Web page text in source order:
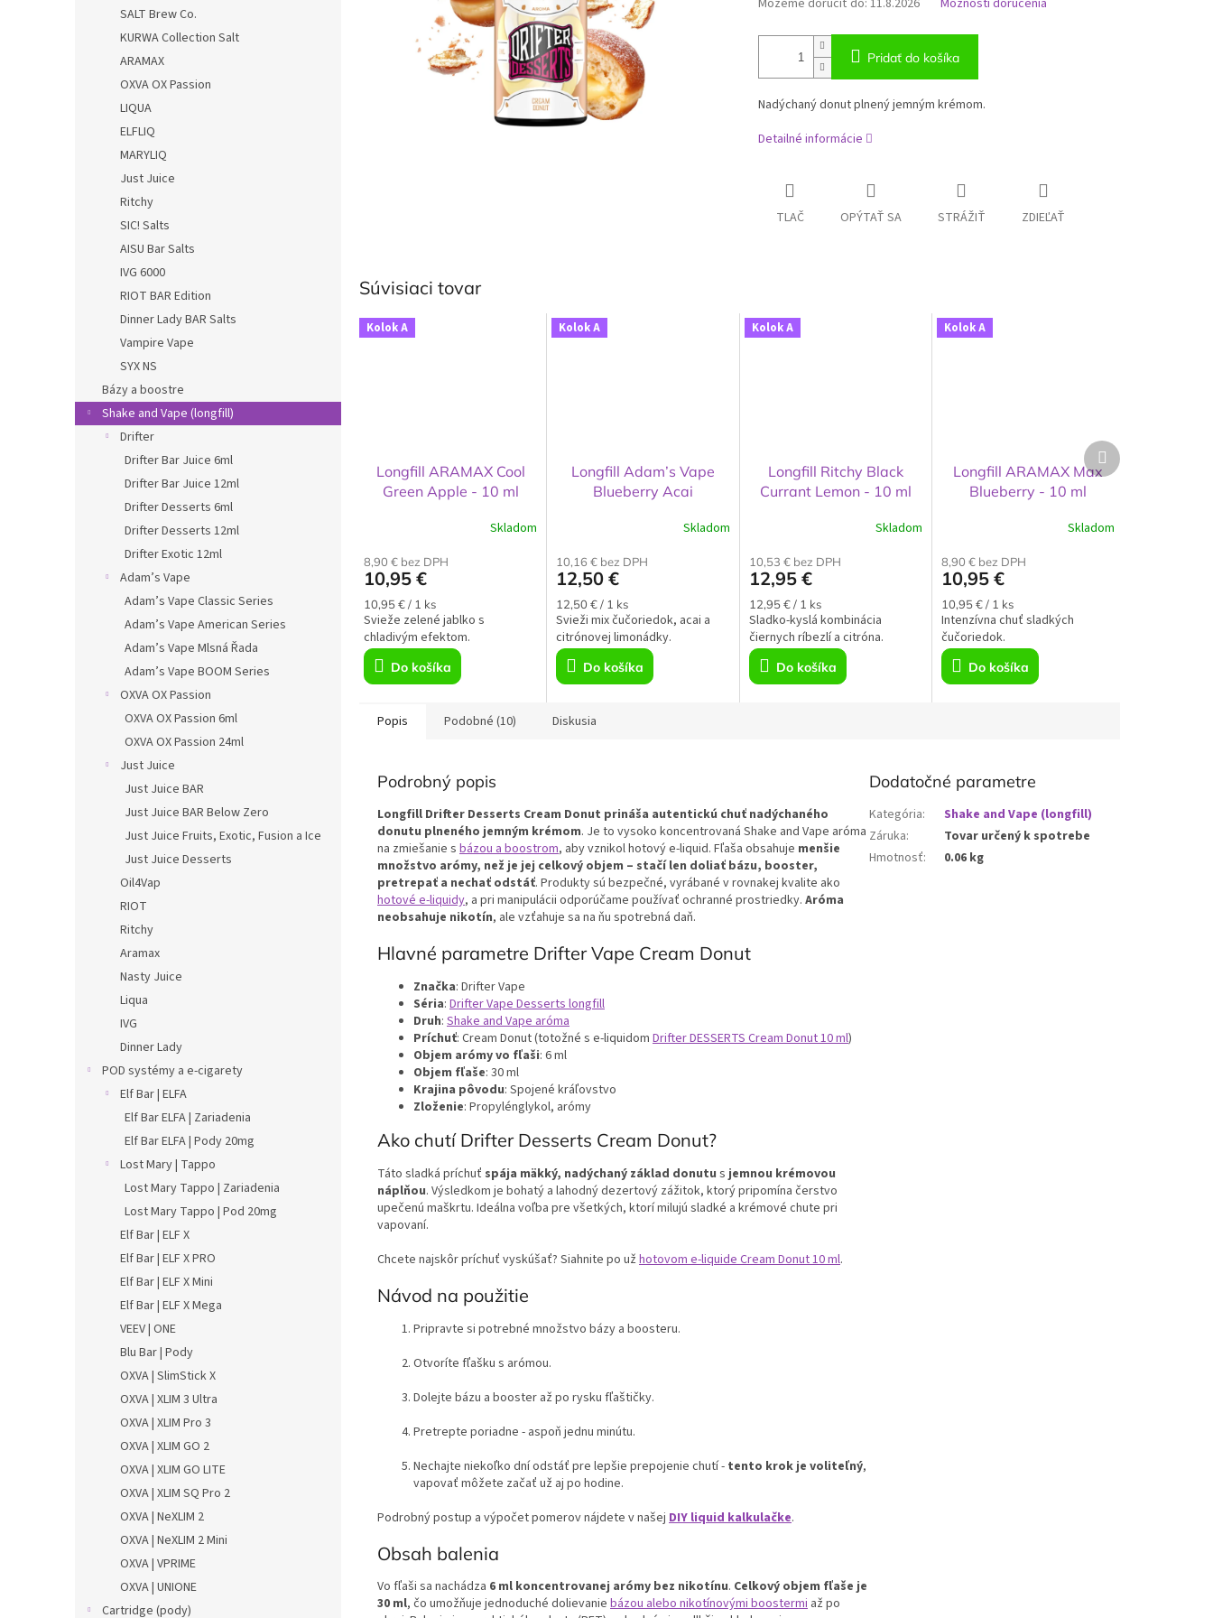
SALT Brew Co.
KURWA Collection Salt
ARAMAX
OXVA OX Passion
LIQUA
ELFLIQ
MARYLIQ
Just Juice
Ritchy
SIC! Salts
AISU Bar Salts
IVG 6000
RIOT BAR Edition
Dinner Lady BAR Salts
Vampire Vape
SYX NS
Bázy a boostre
Shake and Vape (longfill)
Drifter
Drifter Bar Juice 6ml
Drifter Bar Juice 12ml
Drifter Desserts 6ml
Drifter Desserts 12ml
Drifter Exotic 12ml
Adam’s Vape
Adam’s Vape Classic Series
Adam’s Vape American Series
Adam’s Vape Mlsná Řada
Adam’s Vape BOOM Series
OXVA OX Passion
OXVA OX Passion 6ml
OXVA OX Passion 24ml
Just Juice
Just Juice BAR
Just Juice BAR Below Zero
Just Juice Fruits, Exotic, Fusion a Ice
Just Juice Desserts
Oil4Vap
RIOT
Ritchy
Aramax
Nasty Juice
Liqua
IVG
Dinner Lady
POD systémy a e-cigarety
Elf Bar | ELFA
Elf Bar ELFA | Zariadenia
Elf Bar ELFA | Pody 20mg
Lost Mary | Tappo
Lost Mary Tappo | Zariadenia
Lost Mary Tappo | Pod 20mg
Elf Bar | ELF X
Elf Bar | ELF X PRO
Elf Bar | ELF X Mini
Elf Bar | ELF X Mega
VEEV | ONE
Blu Bar | Pody
OXVA | SlimStick X
OXVA | XLIM 3 Ultra
OXVA | XLIM Pro 3
OXVA | XLIM GO 2
OXVA | XLIM GO LITE
OXVA | XLIM SQ Pro 2
OXVA | NeXLIM 2
OXVA | NeXLIM 2 Mini
OXVA | VPRIME
OXVA | UNIONE
Cartridge (pody)
Môžeme doručiť do: 11.8.2026 Možnosti doručenia
Pridať do košíka
Nadýchaný donut plnený jemným krémom.
Detailné informácie
TLAČ OPÝTAŤ SA STRÁŽIŤ ZDIEĽAŤ
Súvisiaci tovar
Kolok A
Longfill ARAMAX Cool
Green Apple - 10 ml
Skladom
8,90 € bez DPH
10,95 €
Jednotková
cena:
10,95 € / 1 ks
Do košíka
Svieže zelené jablko s
chladivým efektom.
Kolok A
Longfill Adam’s Vape
Blueberry Acai
Skladom
10,16 € bez DPH
12,50 €
Jednotková
cena:
12,50 € / 1 ks
Do košíka
Svieži mix čučoriedok, acai a
citrónovej limonádky.
Kolok A
Longfill Ritchy Black
Currant Lemon - 10 ml
Skladom
10,53 € bez DPH
12,95 €
Jednotková
cena:
12,95 € / 1 ks
Do košíka
Sladko-kyslá kombinácia
čiernych ríbezlí a citróna.
Kolok A
Longfill ARAMAX Max
Blueberry - 10 ml
Skladom
8,90 € bez DPH
10,95 €
Jednotková
cena:
10,95 € / 1 ks
Do košíka
Intenzívna chuť sladkých
čučoriedok.
Ďalší
produkt
Popis Podobné (10) Diskusia
Podrobný popis
Longfill Drifter Desserts Cream Donut prináša autentickú chuť nadýchaného
donutu plneného jemným krémom. Je to vysoko koncentrovaná Shake and Vape aróma
na zmiešanie s bázou a boostrom, aby vznikol hotový e-liquid. Fľaša obsahuje menšie
množstvo arómy, než je jej celkový objem – stačí len doliať bázu, booster,
pretrepať a nechať odstáť. Produkty sú bezpečné, vyrábané v rovnakej kvalite ako
hotové e-liquidy, a pri manipulácii odporúčame používať ochranné prostriedky. Aróma
neobsahuje nikotín, ale vzťahuje sa na ňu spotrebná daň.
Hlavné parametre Drifter Vape Cream Donut
Značka: Drifter Vape
Séria: Drifter Vape Desserts longfill
Druh: Shake and Vape aróma
Príchuť: Cream Donut (totožné s e-liquidom Drifter DESSERTS Cream Donut 10 ml)
Objem arómy vo fľaši: 6 ml
Objem fľaše: 30 ml
Krajina pôvodu: Spojené kráľovstvo
Zloženie: Propylénglykol, arómy
Ako chutí Drifter Desserts Cream Donut?
Táto sladká príchuť spája mäkký, nadýchaný základ donutu sjemnou krémovou
náplňou. Výsledkom je bohatý a lahodný dezertový zážitok, ktorý pripomína čerstvo
upečenú maškrtu. Ideálna voľba pre všetkých, ktorí milujú sladké a krémové chute pri
vapovaní.
Chcete najskôr príchuť vyskúšať? Siahnite po už hotovom e-liquide Cream Donut 10 ml.
Návod na použitie
Pripravte si potrebné množstvo bázy a boosteru.
Otvoríte fľašku s arómou.
Dolejte bázu a booster až po rysku fľaštičky.
Pretrepte poriadne - aspoň jednu minútu.
Nechajte niekoľko dní odstáť pre lepšie prepojenie chutí - tento krok je voliteľný,
vapovať môžete začať už aj po hodine.
Podrobný postup a výpočet pomerov nájdete v našej DIY liquid kalkulačke.
Obsah balenia
Vo fľaši sa nachádza 6 ml koncentrovanej arómy bez nikotínu. Celkový objem fľaše je
30 ml, čo umožňuje jednoduché dolievanie bázou alebo nikotínovými boostermi až po
Dodatočné parametre
Kategória:
Shake and Vape (longfill)
Záruka:
Tovar určený k spotrebe
Hmotnosť: 0.06 kg